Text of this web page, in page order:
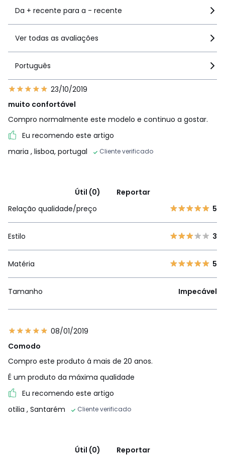
Da + recente para a - recente
Ver todas as avaliações
Português
23/10/2019
muito confortável
Compro normalmente este modelo e continuo a gostar.
Eu recomendo este artigo
maria , lisboa, portugal Cliente verificado
Útil (0)
Reportar
Relação qualidade/preço
5
Estilo 3
Matéria 5
Tamanho Impecável
08/01/2019
Comodo
Compro este produto á mais de 20 anos.
É um produto da máxima qualidade
Eu recomendo este artigo
otilia , Santarém Cliente verificado
Útil (0)
Reportar